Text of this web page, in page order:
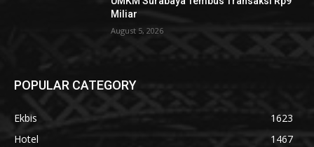
Miliar
August 5, 2026
POPULAR CATEGORY
Ekbis
1623
Hotel
1467